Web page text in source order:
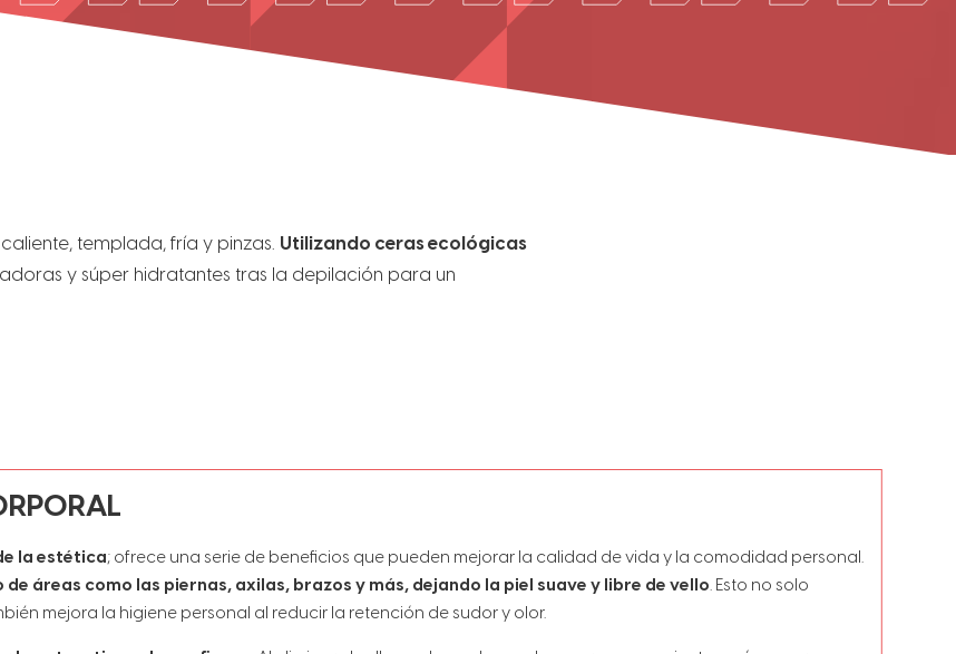
templada, fría y pinzas. Utilizando ceras ecológicas
y súper hidratantes tras la depilación para un
la estética; ofrece una serie de beneficios que pueden mejorar la calidad de vida y la comodidad personal.
de áreas como las piernas, axilas, brazos y más, dejando la piel suave y libre de vello. Esto no solo
mejora la higiene personal al reducir la retención de sudor y olor.